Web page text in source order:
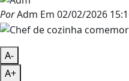
PorAdm Em 02/02/2026
A-
A+